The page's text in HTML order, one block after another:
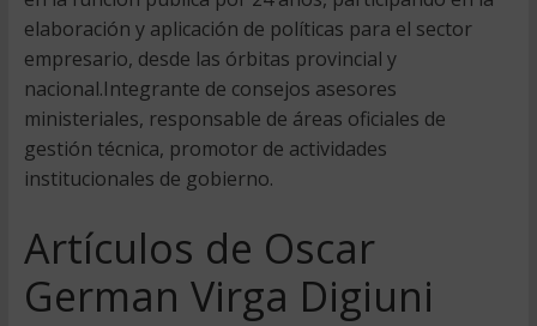
elaboración y aplicación de políticas para el sector
empresario, desde las órbitas provincial y
nacional.Integrante de consejos asesores
ministeriales, responsable de áreas oficiales de
gestión técnica, promotor de actividades
institucionales de gobierno.
Artículos de Oscar
German Virga Digiuni